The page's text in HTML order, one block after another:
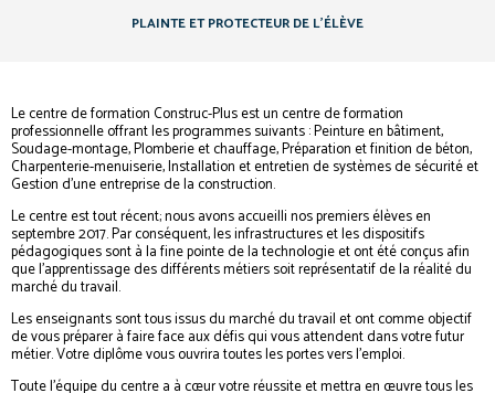
PLAINTE ET PROTECTEUR DE L’ÉLÈVE
Le centre de formation Construc-Plus est un centre de formation
professionnelle offrant les programmes suivants : Peinture en bâtiment,
Soudage-montage, Plomberie et chauffage, Préparation et finition de béton,
Charpenterie-menuiserie, Installation et entretien de systèmes de sécurité et
Gestion d’une entreprise de la construction.
Le centre est tout récent; nous avons accueilli nos premiers élèves en
septembre 2017. Par conséquent, les infrastructures et les dispositifs
pédagogiques sont à la fine pointe de la technologie et ont été conçus afin
que l’apprentissage des différents métiers soit représentatif de la réalité du
marché du travail.
Les enseignants sont tous issus du marché du travail et ont comme objectif
de vous préparer à faire face aux défis qui vous attendent dans votre futur
métier. Votre diplôme vous ouvrira toutes les portes vers l’emploi.
Toute l’équipe du centre a à cœur votre réussite et mettra en œuvre tous les